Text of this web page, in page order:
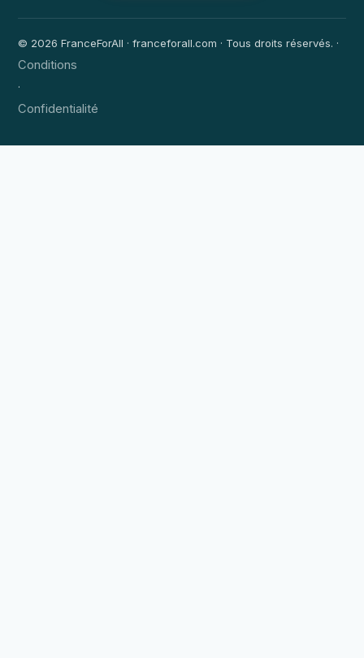
© 2026 FranceForAll · franceforall.com · Tous droits réservés. ·
Conditions
·
Confidentialité